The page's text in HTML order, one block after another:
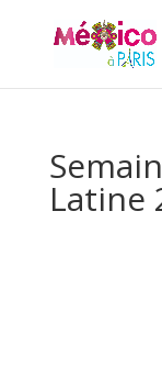
Latine